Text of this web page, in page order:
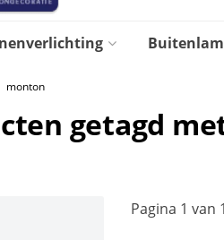
monton
getagd
Pagina 1 van 1